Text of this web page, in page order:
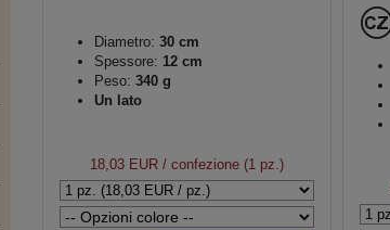
Diametro: 30 cm
Spessore: 12 cm
Peso: 340 g
Un lato
18,03 EUR/ confezione (1 pz.)